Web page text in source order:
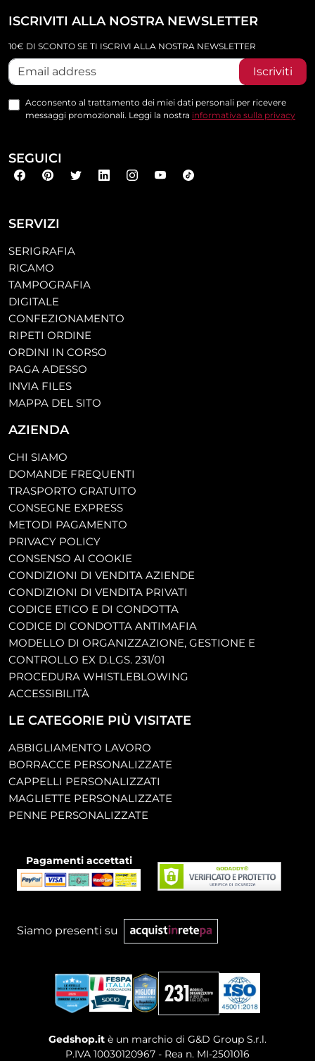
SERVIZI
SERIGRAFIA
RICAMO
TAMPOGRAFIA
DIGITALE
CONFEZIONAMENTO
RIPETI ORDINE
ORDINI IN CORSO
PAGA ADESSO
INVIA FILES
MAPPA DEL SITO
AZIENDA
CHI SIAMO
DOMANDE FREQUENTI
TRASPORTO GRATUITO
CONSEGNE EXPRESS
METODI PAGAMENTO
PRIVACY POLICY
CONSENSO AI COOKIE
CONDIZIONI DI VENDITA AZIENDE
CONDIZIONI DI VENDITA PRIVATI
CODICE ETICO E DI CONDOTTA
CODICE DI CONDOTTA ANTIMAFIA
MODELLO DI ORGANIZZAZIONE, GESTIONE E
CONTROLLO EX D.LGS. 231/01
PROCEDURA WHISTLEBLOWING
ACCESSIBILITÀ
LE CATEGORIE PIÙ VISITATE
ABBIGLIAMENTO LAVORO
BORRACCE PERSONALIZZATE
CAPPELLI PERSONALIZZATI
MAGLIETTE PERSONALIZZATE
PENNE PERSONALIZZATE
ISCRIVITI ALLA NOSTRA NEWSLETTER
10€ DI SCONTO SE TI ISCRIVI ALLA NOSTRA NEWSLETTER
Iscriviti
Acconsento al trattamento dei miei dati personali per ricevere
messaggi promozionali. Leggi la nostra informativa sulla privacy
SEGUICI
Pagamenti accettati
Siamo presenti su
Gedshop.it è un marchio di G&D Group S.r.l.
P.IVA 10030120967 - Rea n. MI-2501016